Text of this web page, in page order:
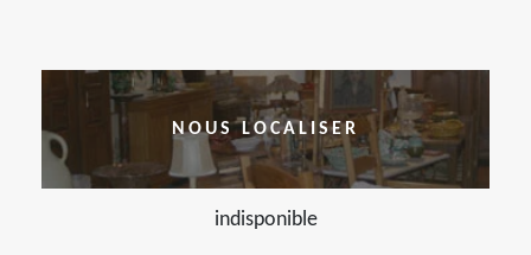
NOUS LOCALISER
indisponible